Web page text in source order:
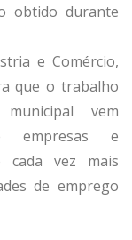
obtido durante
e Comércio,
que o trabalho
municipal vem
empresas e
cada vez mais
de emprego